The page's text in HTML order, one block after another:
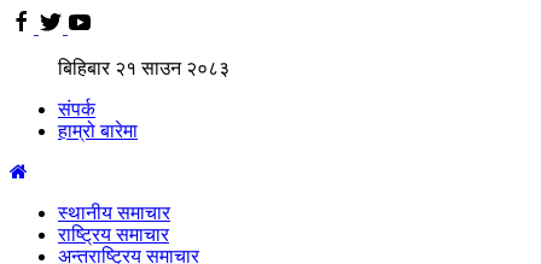
बिहिबार २१साउन २०८३
संपर्क
हाम्रो बारेमा
स्थानीय समाचार
राष्ट्रिय समाचार
अन्तराष्ट्रिय समाचार